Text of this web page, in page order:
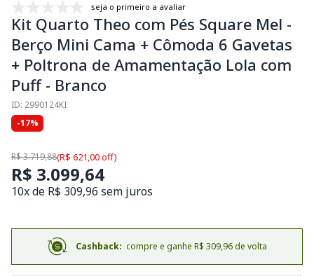
seja o primeiro a avaliar
Kit Quarto Theo com Pés Square Mel -
Berço Mini Cama + Cômoda 6 Gavetas
+ Poltrona de Amamentação Lola com
Puff - Branco
ID: 2990124KI
-17%
R$ 3.719,88(R$ 621,00 off)
R$ 3.099,64
10x de R$ 309,96 sem juros
Cashback: compre e ganhe R$ 309,96 de volta